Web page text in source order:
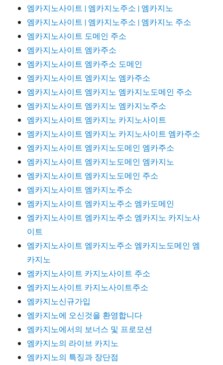
엠카지노사이트 | 엠카지노주소 | 엠카지노
엠카지노사이트 | 엠카지노주소 | 엠카지노 주소
엠카지노사이트 도메인 주소
엠카지노사이트 엠카주소
엠카지노사이트 엠카주소 도메인
엠카지노사이트 엠카지노 엠카주소
엠카지노사이트 엠카지노 엠카지노도메인 주소
엠카지노사이트 엠카지노 엠카지노주소
엠카지노사이트 엠카지노 카지노사이트
엠카지노사이트 엠카지노 카지노사이트 엠카주소
엠카지노사이트 엠카지노도메인 엠카주소
엠카지노사이트 엠카지노도메인 엠카지노
엠카지노사이트 엠카지노도메인 주소
엠카지노사이트 엠카지노주소
엠카지노사이트 엠카지노주소 엠카도메인
엠카지노사이트 엠카지노주소 엠카지노 카지노사
이트
엠카지노사이트 엠카지노주소 엠카지노도메인 엠
카지노
엠카지노사이트 카지노사이트 주소
엠카지노사이트 카지노사이트주소
엠카지노신규가입
엠카지노에 오신것을 환영합니다
엠카지노에서의 보너스 및 프로모션
엠카지노의 라이브 카지노
엠카지노의 특징과 장단점